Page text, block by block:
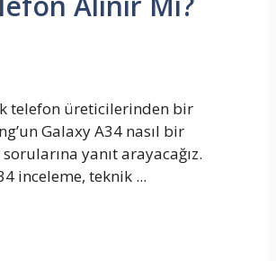
telefon üreticilerinden bir
Galaxy A34 nasıl bir
yanıt arayacağız.
inceleme, teknik ...